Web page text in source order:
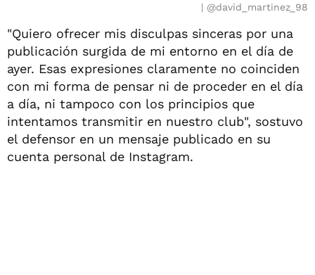
@david_martinez_98
"Quiero ofrecer mis disculpas sinceras por una
publicación surgida de mi entorno en el día de
ayer. Esas expresiones claramente no coinciden
con mi forma de pensar ni de proceder en el día
a día, ni tampoco con los principios que
intentamos transmitir en nuestro club", sostuvo
el defensor en un mensaje publicado en su
cuenta personal de Instagram.